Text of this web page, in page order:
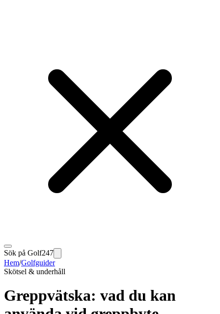
Sök på Golf247
Hem/Golfguider
Skötsel & underhåll
Greppvätska: vad du kan